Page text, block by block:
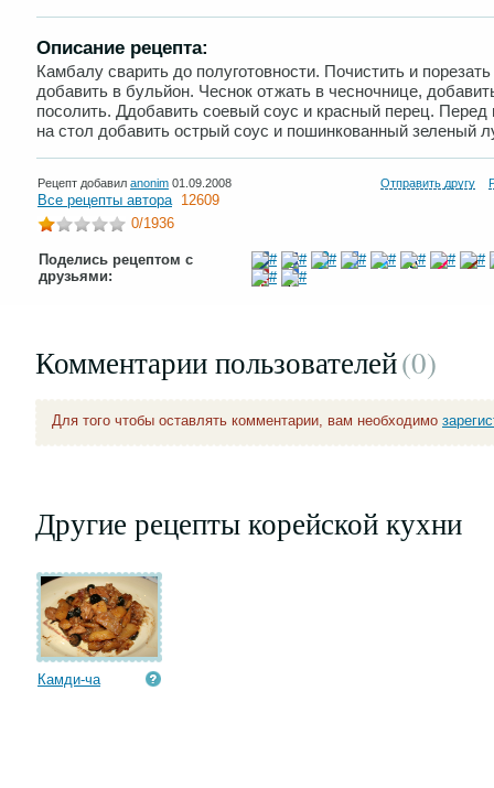
Описание рецепта:
Камбалу сварить до полуготовности. Почистить и порезать
добавить в бульйон. Чеснок отжать в чесночнице,
посолить. Ддобавить соевый соус и красный перец. Перед
на стол добавить острый соус и пошинкованный зеленый
Рецепт добавил anonim 01.09.2008 Отправить другу
Все рецепты автора 12609
0/1936
Поделись рецептом с
друзьями:
Комментарии пользователей(0)
Для того чтобы оставлять комментарии, вам необходимо
Другие рецепты корейской кухни
Камди-ча